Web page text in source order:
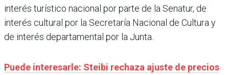
interés turístico nacional por parte de la Senatur, de
interés cultural por la Secretaría Nacional de Cultura y
de interés departamental por la Junta.
Puede interesarle: Steibi rechaza ajuste de precios